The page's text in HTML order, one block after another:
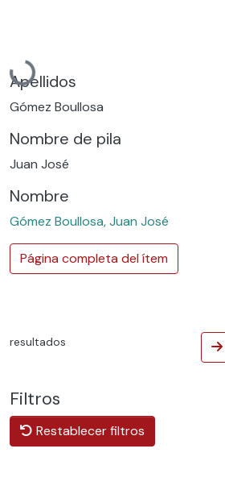
Cargando...
Apellidos
Gómez Boullosa
Nombre de pila
Juan José
Nombre
Gómez Boullosa, Juan José
Página completa del ítem
resultados
Filtros
Restablecer filtros